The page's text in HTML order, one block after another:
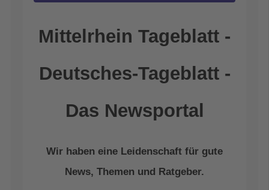
Mittelrhein Tageblatt -
Deutsches-Tageblatt -
Das Newsportal
Wir haben eine Leidenschaft für gute
News, Themen und Ratgeber.